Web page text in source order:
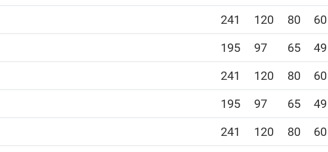
241 120 80
60
195 97 65
49
241 120 80
60
195 97 65
49
241 120 80
60